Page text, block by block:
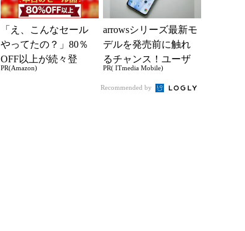
「え、こんなセール
やってたの？」80％
OFF以上が続々登
場！Amazonの本気が
PR(Amazon)
arrowsシリーズ最新モ
デルを発売前に触れ
るチャンス！ユーザ
ー座談会開催
PR( ITmedia Mobile)
Recommended by